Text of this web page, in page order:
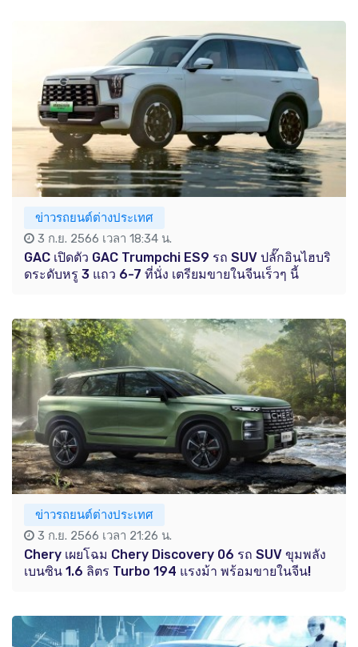
ข่าวรถยนต์ต่างประเทศ
3 ก.ย. 2566 เวลา 18:34 น.
GAC เปิดตัว GAC Trumpchi ES9 รถ SUV ปลั๊กอินไฮบริ
ดระดับหรู 3 แถว 6-7 ที่นั่ง เตรียมขายในจีนเร็วๆ นี้
ข่าวรถยนต์ต่างประเทศ
3 ก.ย. 2566 เวลา 21:26 น.
Chery เผยโฉม Chery Discovery 06 รถ SUV ขุมพลัง
เบนซิน 1.6 ลิตร Turbo 194 แรงม้า พร้อมขายในจีน!